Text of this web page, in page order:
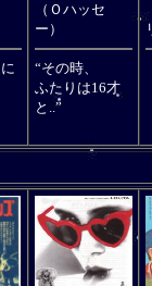
（Ｏハッセ
ー）
“その時、
ふたりは16才
と..”